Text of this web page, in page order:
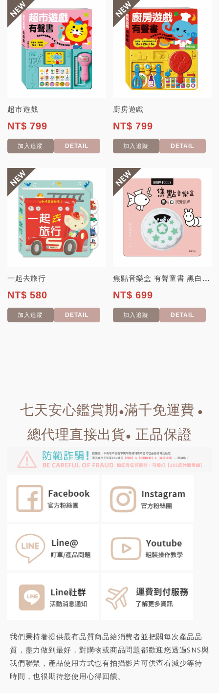
超市遊戲
NT$ 799
加入追蹤 DETAIL
廚房遊戲
NT$ 799
加入追蹤 DETAIL
一起去旅行
NT$ 580
加入追蹤 DETAIL
焦點音樂盒 有聲童書 黑白圖像卡 舒眠 安撫 音樂盒
NT$ 699
加入追蹤 DETAIL
七天安心鑑賞期 ●滿千免運費 ●
總代理直接出貨● 正品保證
我們秉持著提供最有品質商品給消費者並把關每次產品品
質，盡力做到最好，對購物或商品問題都歡迎您透過SNS與
我們聯繫，產品使用方式也有拍攝影片可供查看減少等待
時間，也很期待您使用心得回饋。